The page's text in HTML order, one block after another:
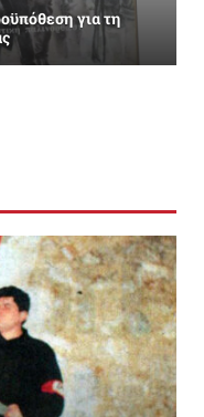
για τη